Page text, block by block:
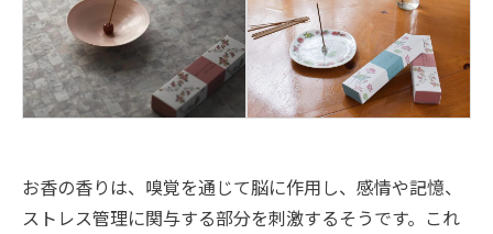
お香の香りは、嗅覚を通じて脳に作用し、感情や記憶、
ストレス管理に関与する部分を刺激するそうです。これ